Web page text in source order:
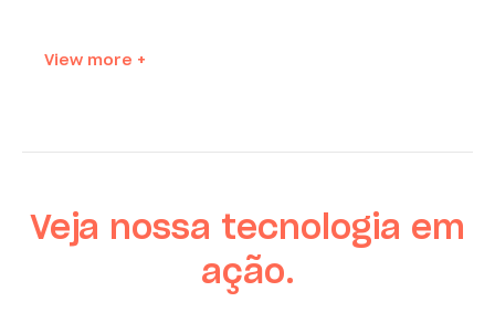
View more +
Veja nossa tecnologia em
ação.